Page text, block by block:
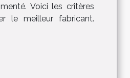
Voici les critères
le meilleur fabricant.